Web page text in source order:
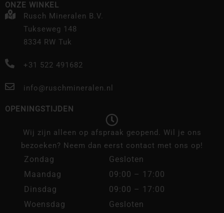
ONZE WINKEL
Rusch Mineralen B.V.
Tukseweg 148
8334 RW Tuk
+31 522 491682
info@ruschmineralen.nl
OPENINGSTIJDEN
Wij zijn alleen op afspraak geopend. Wil je ons
bezoeken? Neem dan eerst contact met ons op!
Zondag
Gesloten
Maandag
09:00 – 17:00
Dinsdag
09:00 – 17:00
Woensdag
Gesloten